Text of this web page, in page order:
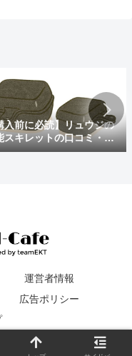
入前に必読】リュウジの
スキレットの口コミ・評
とめ｜後悔しないための
運営者情報
広告ポリシー